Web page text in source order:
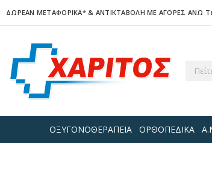
ΔΩΡΕΑΝ ΜΕΤΑΦΟΡΙΚΑ*& ΑΝΤΙΚΤΑΒΟΛΗ ΜΕ ΑΓΟΡΕΣ ΑΝΩ
ΟΞΥΓΟΝΟΘΕΡΑΠΕΙΑ ΟΡΘΟΠΕΔΙΚΑ